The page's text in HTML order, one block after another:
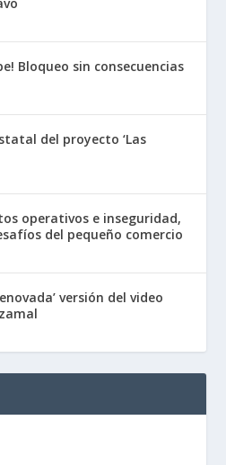
Bloqueo sin consecuencias
del proyecto ‘Las
operativos e inseguridad,
del pequeño comercio
versión del video